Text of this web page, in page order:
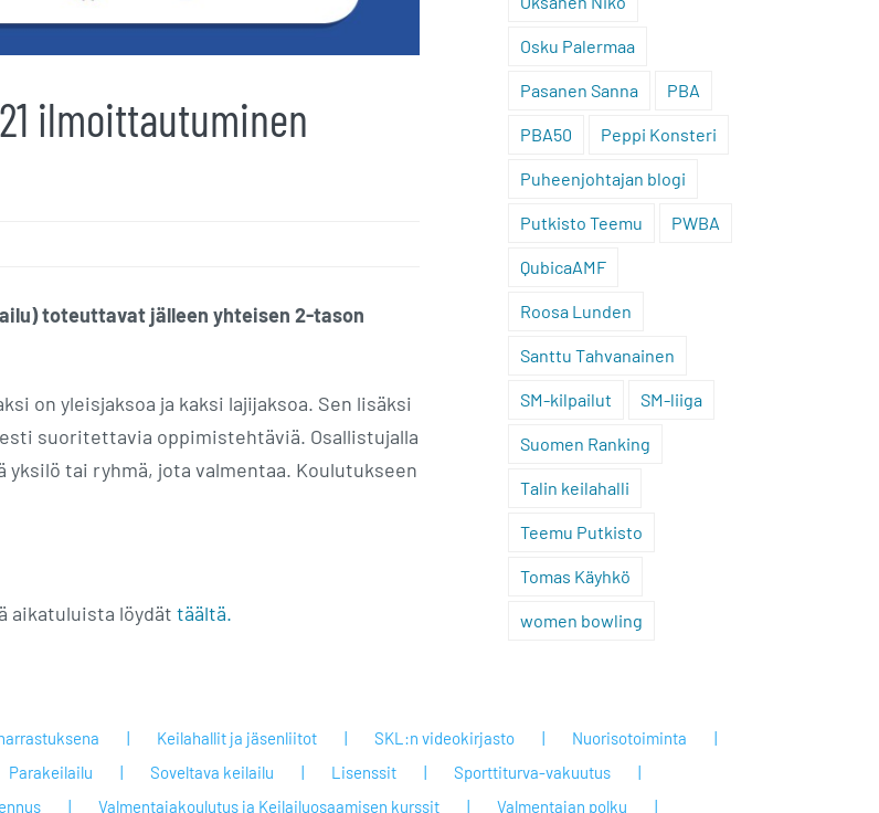
ilmoittautuminen
toteuttavat jälleen yhteisen 2-tason
on yleisjaksoa ja kaksi lajijaksoa. Sen lisäksi
suoritettavia oppimistehtäviä. Osallistujalla
tai ryhmä, jota valmentaa. Koulutukseen
aikatuluista löydät täältä.
Osku Palermaa
Pasanen Sanna PBA
PBA50 Peppi Konsteri
Puheenjohtajan blogi
Putkisto Teemu PWBA
QubicaAMF
Roosa Lunden
Santtu Tahvanainen
SM-kilpailut SM-liiga
Suomen Ranking
Talin keilahalli
Teemu Putkisto
Tomas Käyhkö
women bowling
Keilahallit ja jäsenliitot SKL:n videokirjasto
Nuorisotoiminta
Parakeilailu Soveltava keilailu Lisenssit
Sporttiturva-vakuutus
Valmentajakoulutus ja Keilailuosaamisen kurssit Valmentajan polku